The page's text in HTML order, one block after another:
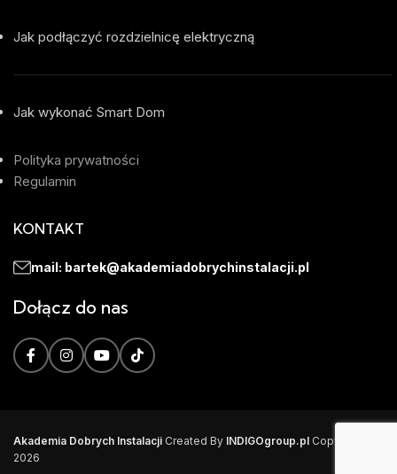
Jak podłączyć rozdzielnicę elektryczną
Jak wykonać Smart Dom
Polityka prywatności
Regulamin
KONTAKT
mail: bartek@akademiadobrychinstalacji.pl
Dołącz do nas
Akademia Dobrych Instalacji Created By INDIGOgroup.pl Copyright
2026